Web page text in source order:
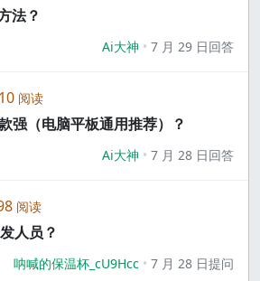
法？
Ai大神 7 月 29 日回答
阅读
强（电脑平板通用推荐）？
Ai大神 7 月 28 日回答
阅读
人员？
呐喊的保温杯_cU9Hcc 7 月 28 日提问